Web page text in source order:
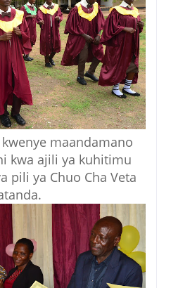
maandamano
kwa ajili ya kuhitimu
pili ya Chuo Cha Veta